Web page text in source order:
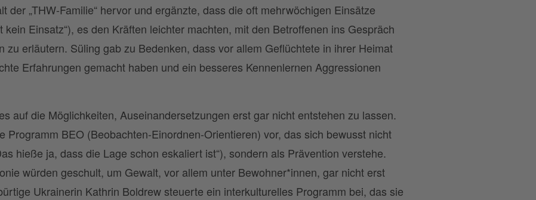
der „THW-Familie“ hervor und ergänzte, dass die oft mehrwöchigen Einsätze
kein Einsatz“), es den Kräften leichter machten, mit den Betroffenen ins Gespräch
zu erläutern. Süling gab zu Bedenken, dass vor allem Geflüchtete in ihrer Heimat
Erfahrungen gemacht haben und ein besseres Kennenlernen Aggressionen
auf die Möglichkeiten, Auseinandersetzungen erst gar nicht entstehen zu lassen.
Programm BEO (Beobachten-Einordnen-Orientieren) vor, das sich bewusst nicht
hieße ja, dass die Lage schon eskaliert ist“), sondern als Prävention verstehe.
würden geschult, um Gewalt, vor allem unter Bewohner*innen, gar nicht erst
Ukrainerin Kathrin Boldrew steuerte ein interkulturelles Programm bei, das sie